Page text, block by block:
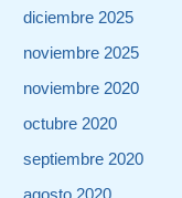
diciembre 2025
noviembre 2025
noviembre 2020
octubre 2020
septiembre 2020